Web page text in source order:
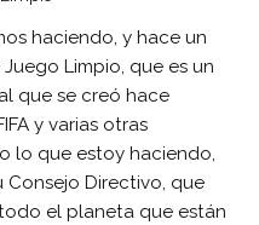
haciendo, y hace un
Limpio, que es un
que se creó hace
y varias otras
lo que estoy haciendo,
Directivo, que
el planeta que están